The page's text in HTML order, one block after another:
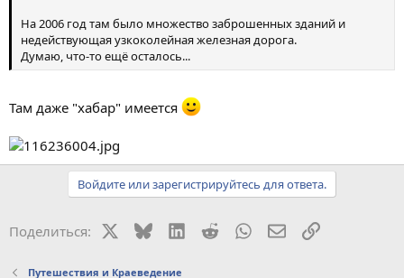
На 2006 год там было множество заброшенных зданий и
недействующая узкоколейная железная дорога.
Думаю, что-то ещё осталось...
Там даже "хабар" имеется
Войдите или зарегистрируйтесь для ответа.
Поделиться: BlueskyLinkedIn
RedditWhatsAppЭлектронная
Ссылка
Путешествия и Краеведение